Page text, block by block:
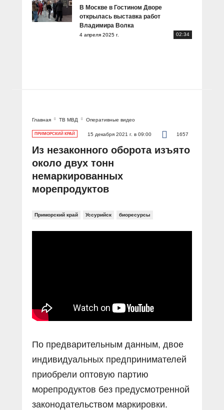
В Москве в Гостином Дворе
открылась выставка работ
Владимира Волка
4 апреля 2025 г. 02:34
Главная ТВ МВД Оперативные видео
ПРИМОРСКИЙ КРАЙ 15 декабря 2021 г. в 09:00 1657
Из незаконного оборота изъято
около двух тонн
немаркированных
морепродуктов
Приморский край Уссурийск биоресурсы
По предварительным данным, двое
индивидуальных предпринимателей
приобрели оптовую партию
морепродуктов без предусмотренной
законодательством маркировки.